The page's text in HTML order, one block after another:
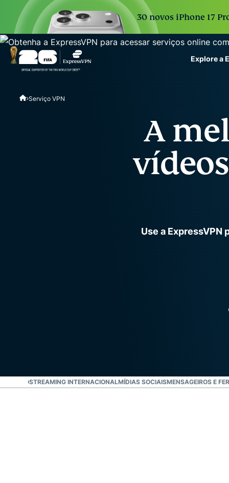
30 novos iPhone 17
Explore a
scale.
Serviço VPN
A
Use a ExpressVPN
STREAMING INTERNACIONALMÍDIAS SOCIAISMENSAGEIROS E